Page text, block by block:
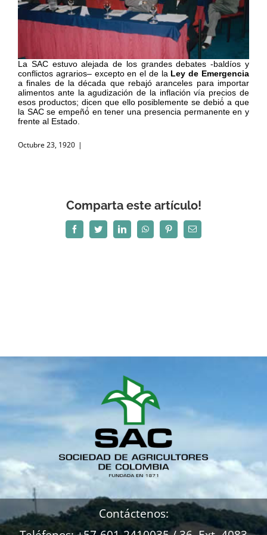
La SAC estuvo alejada de los grandes debates -baldíos y
conflictos agrarios– excepto en el de la Ley de Emergencia
a finales de la década que rebajó aranceles para importar
alimentos ante la agudización de la inflación vía precios de
esos productos; dicen que ello posiblemente se debió́ a que
la SAC se empeñó́ en tener una presencia permanente en y
frente al Estado.
Octubre 23, 1920 |
Comparta este artículo!
FacebookTwitterLinkedInWhatsAppPinterestCorreo
electrónico
Contáctenos: